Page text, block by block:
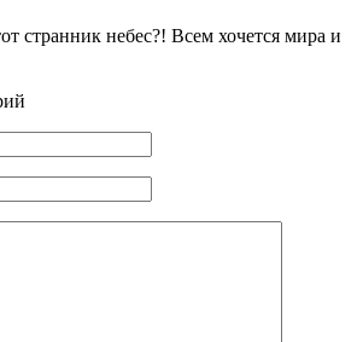
странник небес?! Всем хочется мира и